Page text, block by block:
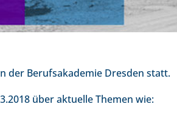
der Berufsakademie Dresden statt.
über aktuelle Themen wie: